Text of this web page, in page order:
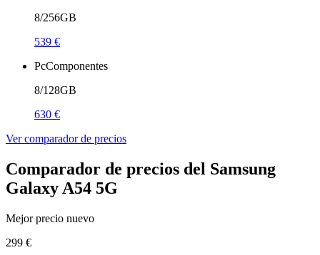
8/256GB
539 €
PcComponentes
8/128GB
630 €
Ver comparador de precios
Comparador de precios del Samsung
Galaxy A54 5G
Mejor precio nuevo
299 €